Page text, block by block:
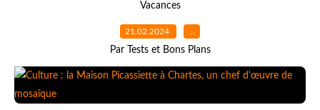
Vacances
21.02.2024 …
Par Tests et Bons Plans